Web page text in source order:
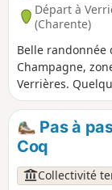
Départ à
(Charente)
Belle randonnée
Champagne,
Verrières.
lisière
d'où un
permet
et religieux avec
Pas à
Coq
Collectivité